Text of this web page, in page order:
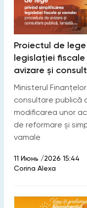
Proiectul de
legislației
avizare și
Ministerul
consultare publică
modificarea unor
de reformare și
vamale
11 Июнь /2026 15:44
Corina Alexa